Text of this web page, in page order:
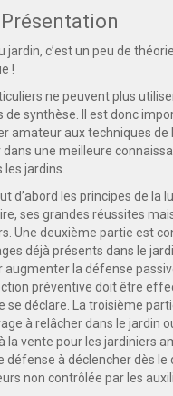
Présentation
jardin, c’est un peu de
!
ne peuvent plus
de synthèse. Il est donc
amateur aux techniques de
dans une meilleure
jardins.
d’abord les principes de la
ses grandes réussites
Une deuxième partie est
déjà présents dans le
augmenter la défense
préventive doit être
se déclare. La troisième
à relâcher dans le jardin
la vente pour les jardiniers
défense à déclencher dès le
non contrôlée par les